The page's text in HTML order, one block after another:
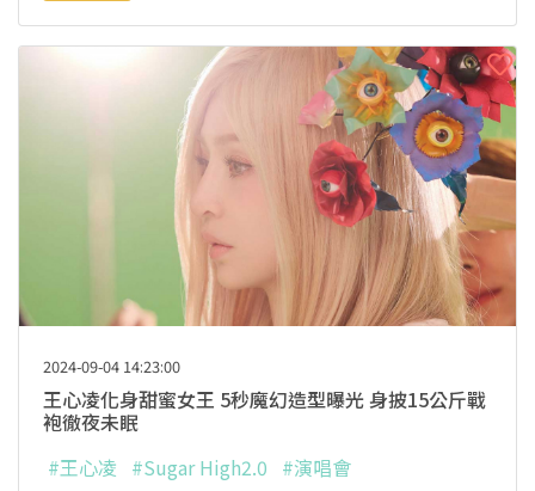
2024-09-04 14:23:00
王心凌化身甜蜜女王 5秒魔幻造型曝光 身披15公斤戰
袍徹夜未眠
#王心凌 #Sugar High2.0 #演唱會